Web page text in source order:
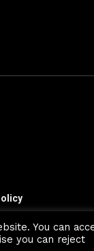
You can
you can reject